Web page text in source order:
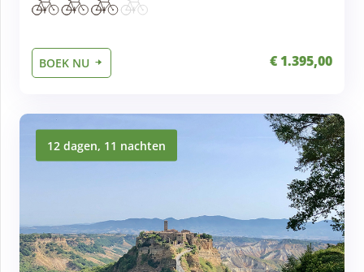
BOEK NU € 1.395,00
12 dagen, 11 nachten